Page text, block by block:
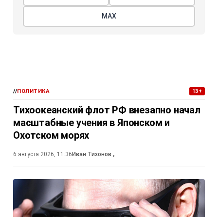
МАХ
//ПОЛИТИКА 13+
Тихоокеанский флот РФ внезапно начал
масштабные учения в Японском и
Охотском морях
6 августа 2026, 11:36 Иван Тихонов ,